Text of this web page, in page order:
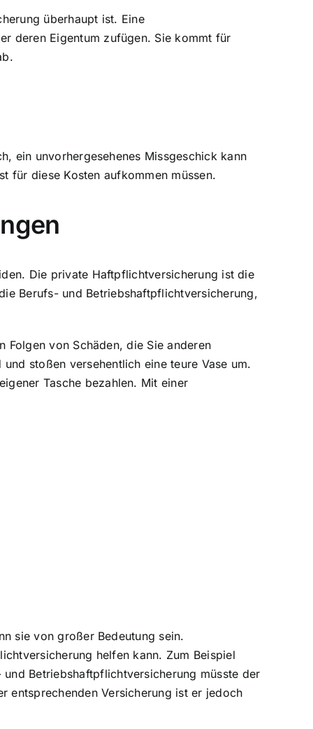
überhaupt ist. Eine
deren Eigentum zufügen. Sie kommt für
ein unvorhergesehenes Missgeschick kann
für diese Kosten aufkommen müssen.
Die private Haftpflichtversicherung ist die
Berufs- und Betriebshaftpflichtversicherung,
von Schäden, die Sie anderen
stoßen versehentlich eine teure Vase um.
Tasche bezahlen. Mit einer
sie von großer Bedeutung sein.
helfen kann. Zum Beispiel
Betriebshaftpflichtversicherung müsste der
entsprechenden Versicherung ist er jedoch